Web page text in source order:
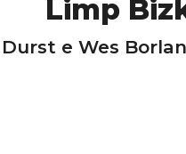
Limp
Durst e Wes